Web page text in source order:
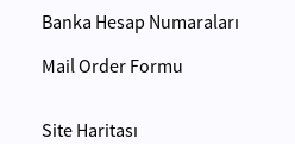
Banka Hesap Numaraları
Mail Order Formu
Site Haritası